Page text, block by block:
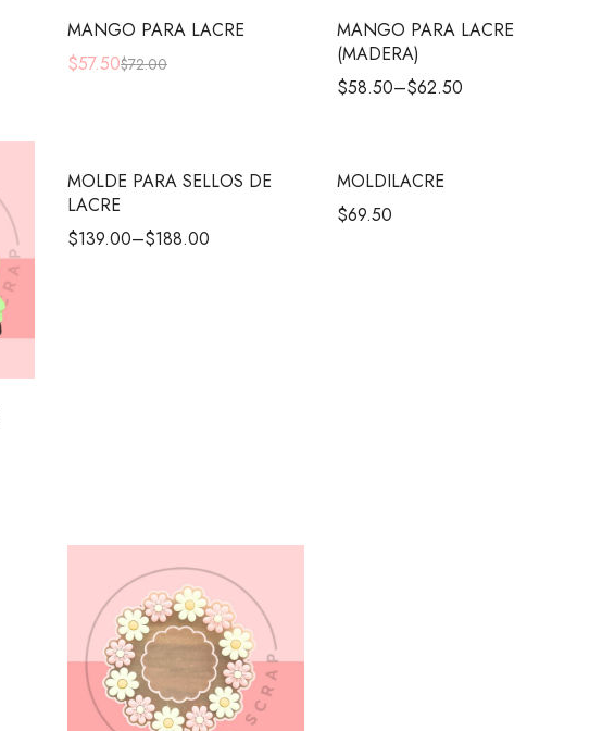
MANGO PARA LACRE
$72.00
$57.50
MANGO PARA LACRE
(MADERA)
$58.50–$62.50
MOLDE PARA SELLOS DE
LACRE
$139.00–$188.00
MOLDILACRE
$69.50